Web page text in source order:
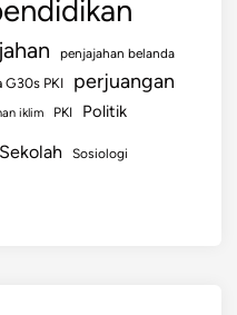
penjajahan belanda
G30s PKI perjuangan
iklim PKI Politik
Sekolah Sosiologi